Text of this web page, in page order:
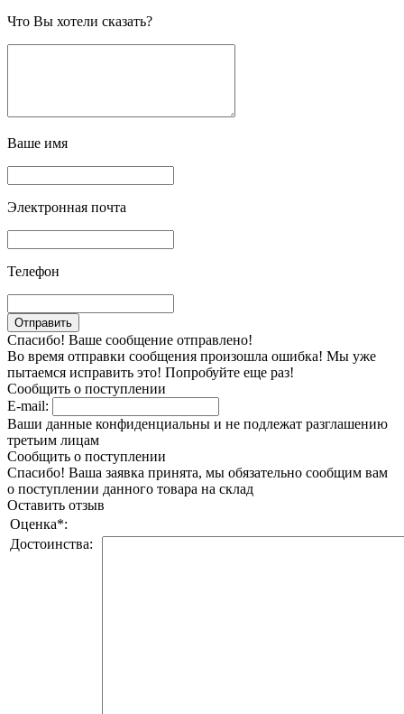
Что Вы хотели сказать?
Ваше имя
Электронная почта
Телефон
Спасибо! Ваше сообщение отправлено!
Во время отправки сообщения произошла ошибка! Мы уже
пытаемся исправить это! Попробуйте еще раз!
Сообщить о поступлении
E-mail:
Ваши данные конфиденциальны и не подлежат разглашению
третьим лицам
Сообщить о поступлении
Спасибо! Ваша заявка принята, мы обязательно сообщим вам
о поступлении данного товара на склад
Оставить отзыв
Оценка*:
Достоинства: